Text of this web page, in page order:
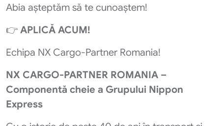
Abia așteptăm să te cunoaștem!
👉 APLICĂ ACUM!
Echipa NX Cargo‑Partner Romania!
NX CARGO-PARTNER ROMANIA –
Componentă cheie a Grupului Nippon
Express